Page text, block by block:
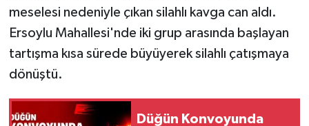
meselesi nedeniyle çıkan silahlı kavga can aldı.
Ersoylu Mahallesi'nde iki grup arasında başlayan
tartışma kısa sürede büyüyerek silahlı çatışmaya
dönüştü.
Düğün Konvoyunda